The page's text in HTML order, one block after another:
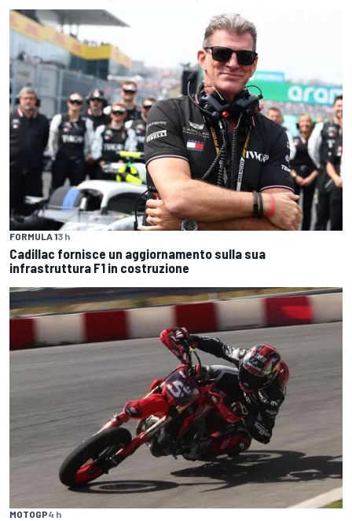
FORMULA 13 h
Cadillac fornisce un aggiornamento sulla sua
infrastruttura F1 in costruzione
MOTOGP4 h